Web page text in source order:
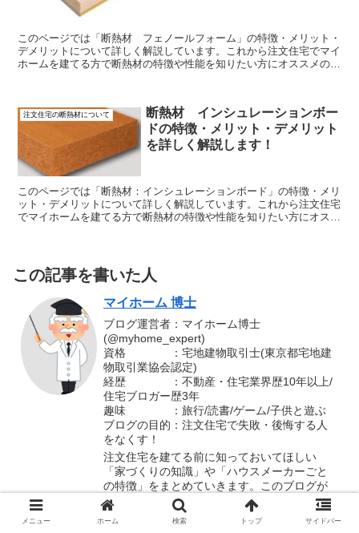
このページでは「断熱材 フェノールフォーム」の特徴・メリット・
デメリットについて詳しく解説しています。これから注文住宅でマイ
ホームを建てる方で断熱材の特徴や性能を知りたい方にオススメのブ
注文住宅の断熱材について
断熱材 インシュレーションボー
ドの特徴・メリット・デメリット
を詳しく解説します！
このページでは「断熱材：インシュレーションボード」の特徴・メリ
ット・デメリットについて詳しく解説しています。これから注文住宅
でマイホームを建てる方で断熱材の特徴や性能を知りたい方にオスス
この記事を書いた人
マイホーム 博士
ブログ運営者：マイホーム博士
(@myhome_expert)
資格 ：宅地建物取引士(東京都宅地建
物取引業協会認定)
経歴 ：不動産・住宅業界歴10年以上/
住宅ブロガー歴3年
趣味 ：旅行/読書/ゲーム/子供と遊ぶ
ブログの目的：注文住宅で失敗・後悔する人
をなくす！
注文住宅を建てる前に知っておいてほしい
「家づくりの知識」や「ハウスメーカーごと
の特徴」をまとめていきます。このブログが
多くの人のマイホーム計画のお役にたてば嬉
しい限りです。
メニュー ホーム 検索 トップ サイドバー